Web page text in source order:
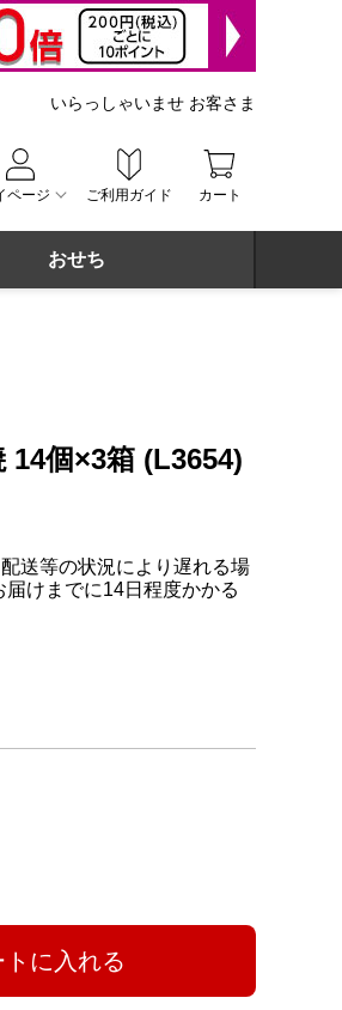
ページ ご利用ガイド カート
いらっしゃいませ お客さま
おせち
14個×3箱 (L3654)
送等の状況により遅れる場
けまでに14日程度かかる
まるポイントの
トに入れる